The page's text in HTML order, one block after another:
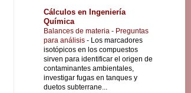
Cálculos en Ingeniería
Química
Balances de materia - Preguntas
para análisis - Los marcadores
isotópicos en los compuestos
sirven para identificar el origen de
contaminantes ambientales,
investigar fugas en tanques y
duetos subterrane...